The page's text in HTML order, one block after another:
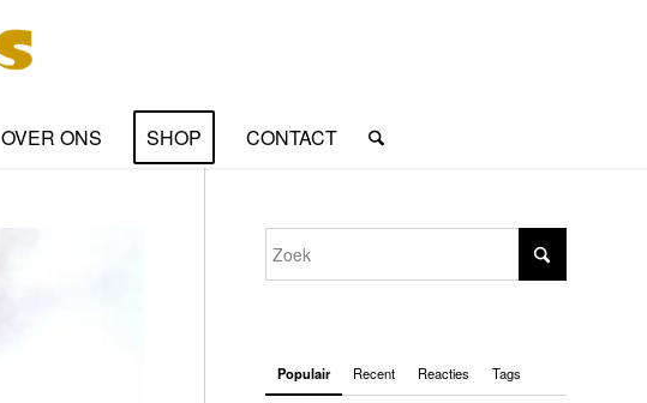
OVER ONS SHOP CONTACT
Populair Recent Reacties Tags